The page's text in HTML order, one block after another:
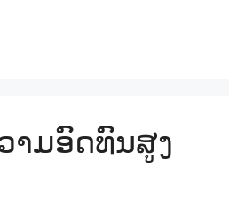
າມອົດທົນສູງ